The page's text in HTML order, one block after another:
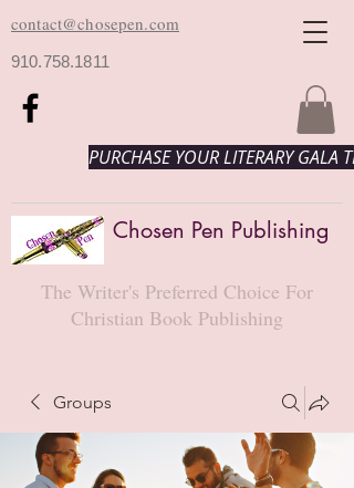
contact@chosepen.com
910.758.1811
PURCHASE YOUR LITERARY GALA
Chosen Pen Publishing
The Writer's Preferred Choice For
Christian Book Publishing
Groups